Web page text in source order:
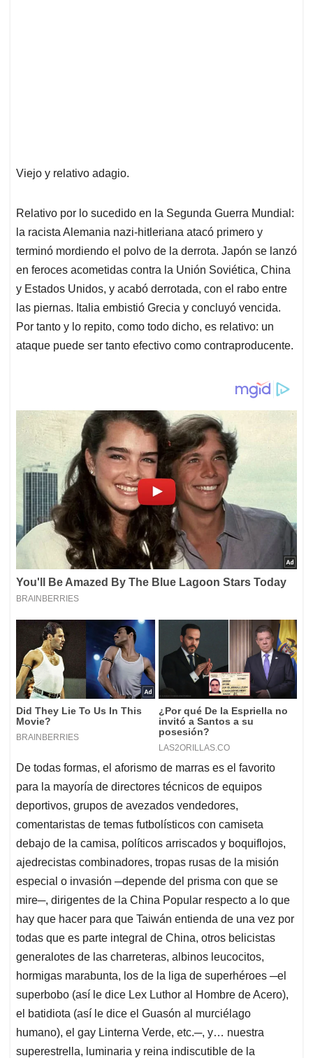
Viejo y relativo adagio.
Relativo por lo sucedido en la Segunda Guerra Mundial:
la racista Alemania nazi-hitleriana atacó primero y
terminó mordiendo el polvo de la derrota. Japón se lanzó
en feroces acometidas contra la Unión Soviética, China
y Estados Unidos, y acabó derrotada, con el rabo entre
las piernas. Italia embistió Grecia y concluyó vencida.
Por tanto y lo repito, como todo dicho, es relativo: un
ataque puede ser tanto efectivo como contraproducente.
De todas formas, el aforismo de marras es el favorito
para la mayoría de directores técnicos de equipos
deportivos, grupos de avezados vendedores,
comentaristas de temas futbolísticos con camiseta
debajo de la camisa, políticos arriscados y boquiflojos,
ajedrecistas combinadores, tropas rusas de la misión
especial o invasión ─depende del prisma con que se
mire─, dirigentes de la China Popular respecto a lo que
hay que hacer para que Taiwán entienda de una vez por
todas que es parte integral de China, otros belicistas
generalotes de las charreteras, albinos leucocitos,
hormigas marabunta, los de la liga de superhéroes ─el
superbobo (así le dice Lex Luthor al Hombre de Acero),
el batidiota (así le dice el Guasón al murciélago
humano), el gay Linterna Verde, etc.─, y… nuestra
superestrella, luminaria y reina indiscutible de la